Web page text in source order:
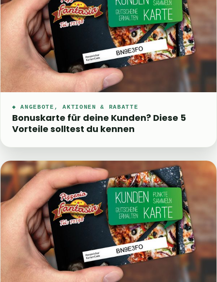
◆ ANGEBOTE, AKTIONEN & RABATTE
Bonuskarte für deine Kunden? Diese 5
Vorteile solltest du kennen